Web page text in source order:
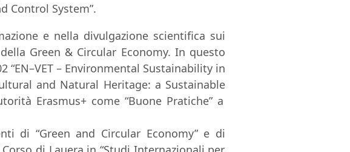
Control System”.
e nella divulgazione scientifica sui
Green & Circular Economy. In questo
“EN–VET – Environmental Sustainability in
and Natural Heritage: a Sustainable
Erasmus+ come “Buone Pratiche” a
di “Green and Circular Economy” e di